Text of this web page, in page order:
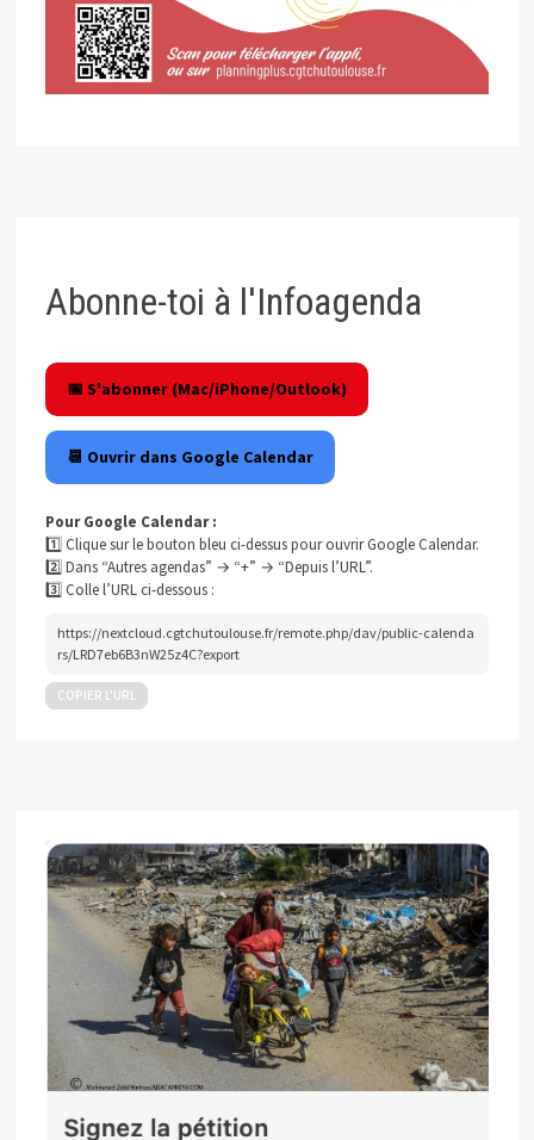
Abonne-toi à l'Infoagenda
📅 S'abonner (Mac/iPhone/Outlook)
📆 Ouvrir dans Google Calendar
Pour Google Calendar :
1️⃣ Clique sur le bouton bleu ci-dessus pour ouvrir Google Calendar.
2️⃣ Dans “Autres agendas” → “+” → “Depuis l’URL”.
3️⃣ Colle l’URL ci-dessous :
https://nextcloud.cgtchutoulouse.fr/remote.php/dav/public-calenda
rs/LRD7eb6B3nW25z4C?export
COPIER L’URL